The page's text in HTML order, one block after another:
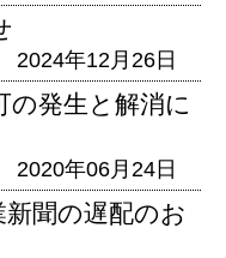
2024年12月26日
の発生と解消に
2020年06月24日
聞の遅配のお